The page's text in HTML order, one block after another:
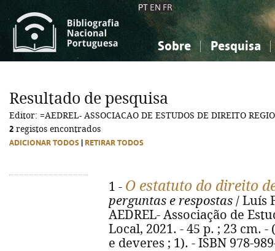
PT EN FR
Sobre Pesquisa
Ciências sociais...
Ciências sociais...
Resultado de pesquisa
Editor: =AEDREL- ASSOCIACAO DE ESTUDOS DE DIREITO
2 registos encontrados
ADICIONAR TODOS RETIRAR TODOS
1 - O estatuto do direito
perguntas e respostas / Luís
AEDREL- Associação de
Local, 2021. - 45 p. ; 23 cm.
e deveres ; 1). - ISBN 978-